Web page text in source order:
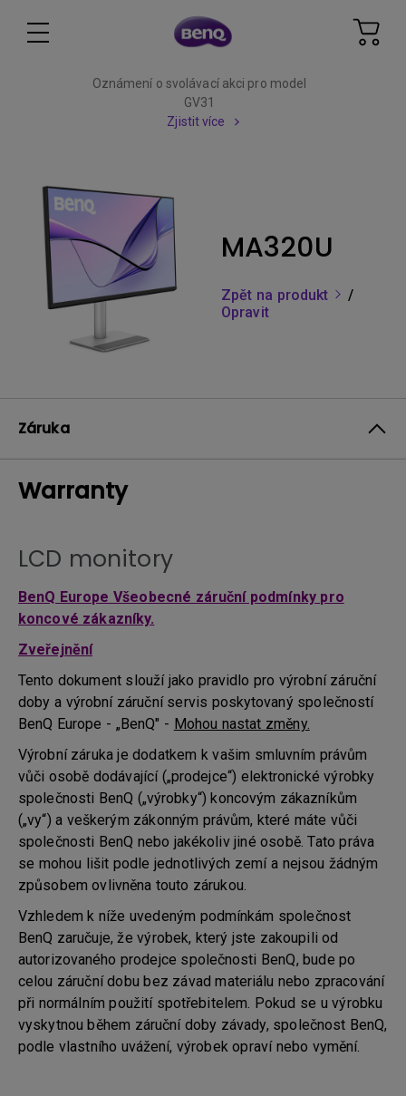
Oznámení o svolávací akci pro model
GV31
Zjistit více
MA320U
Zpět na produkt
/
Opravit
Záruka
Warranty
LCD monitory
BenQ Europe Všeobecné záruční podmínky pro
koncové zákazníky.
Zveřejnění
Tento dokument slouží jako pravidlo pro výrobní záruční
doby a výrobní záruční servis poskytovaný společností
BenQ Europe - „BenQ" - Mohou nastat změny.
Výrobní záruka je dodatkem k vašim smluvním právům
vůči osobě dodávající („prodejce“) elektronické výrobky
společnosti BenQ („výrobky“) koncovým zákazníkům
(„vy“) a veškerým zákonným právům, které máte vůči
společnosti BenQ nebo jakékoliv jiné osobě. Tato práva
se mohou lišit podle jednotlivých zemí a nejsou žádným
způsobem ovlivněna touto zárukou.
Vzhledem k níže uvedeným podmínkám společnost
BenQ zaručuje, že výrobek, který jste zakoupili od
autorizovaného prodejce společnosti BenQ, bude po
celou záruční dobu bez závad materiálu nebo zpracování
při normálním použití spotřebitelem. Pokud se u výrobku
vyskytnou během záruční doby závady, společnost BenQ,
podle vlastního uvážení, výrobek opraví nebo vymění.